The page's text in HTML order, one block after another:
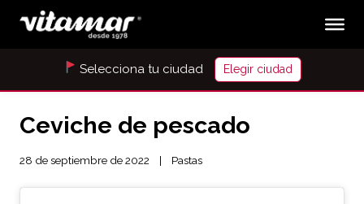
Selecciona tu ciudad Elegir ciudad
Ceviche de pescado
28 de septiembre de 2022 Pastas